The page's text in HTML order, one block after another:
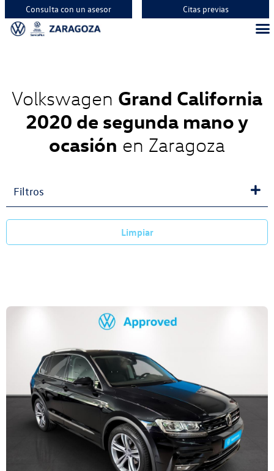
Consulta con un asesor Citas previas
Volkswagen Grand California
2020 de segunda mano y
ocasión en Zaragoza
Filtros
Limpiar